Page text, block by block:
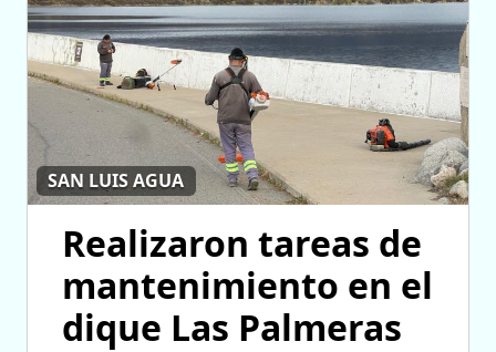
SAN LUIS AGUA
Realizaron tareas de
mantenimiento en el
dique Las Palmeras